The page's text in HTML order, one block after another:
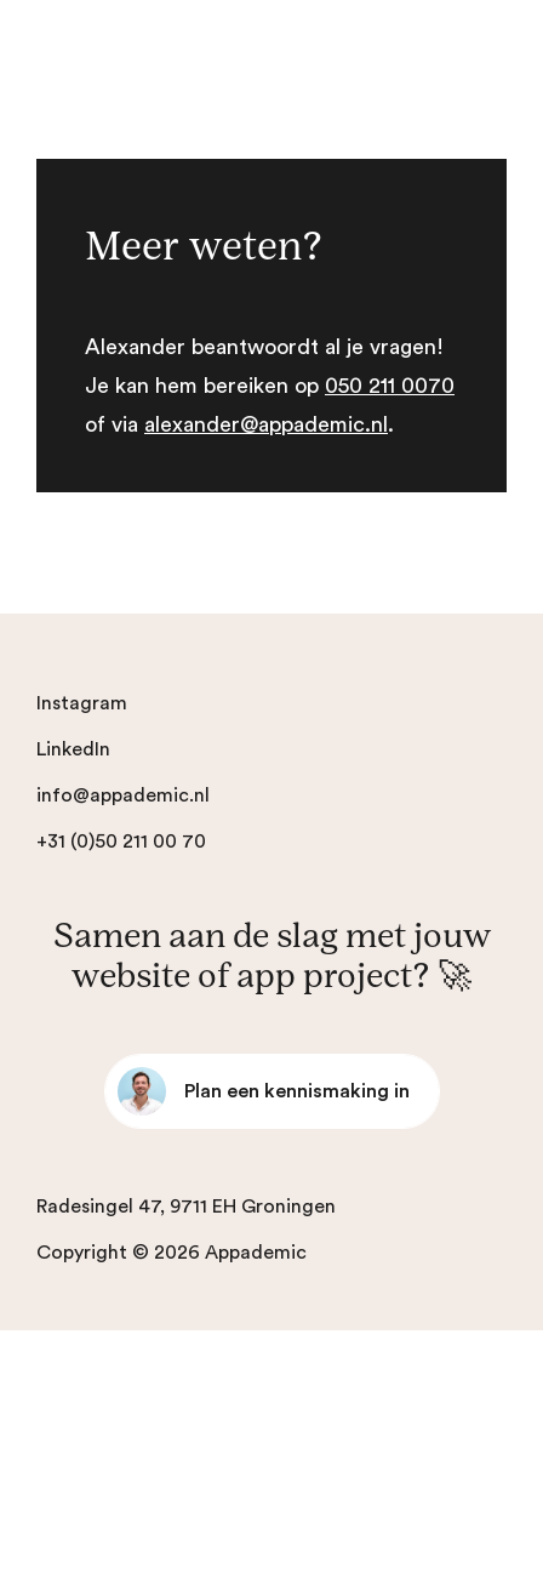
Meer weten?
Alexander beantwoordt al je vragen!
Je kan hem bereiken op 050 211 0070
of via alexander@appademic.nl .
Instagram
LinkedIn
info@appademic.nl
+31 (0)50 211 00 70
Samen aan de slag met jouw
website of app project? 🚀
Plan een kennismaking in
Radesingel 47, 9711 EH Groningen
Copyright © 2026 Appademic